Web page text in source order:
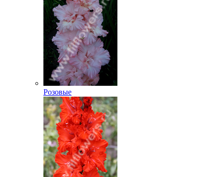
Розовые